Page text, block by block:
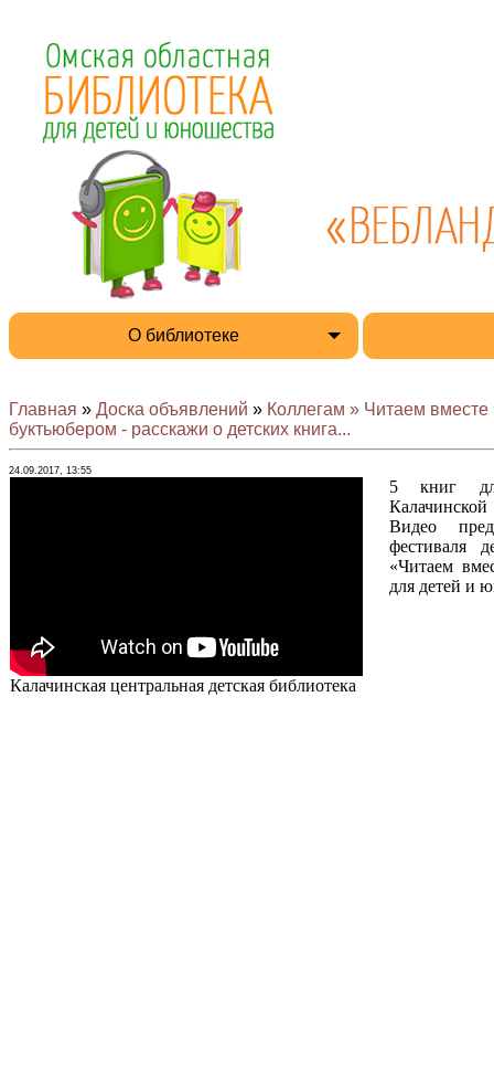
О библиотеке
Главная » Доска объявлений » Коллегам » Читаем
буктьюбером - расскажи о детских книга...
24.09.2017, 13:55
Калачинская центральная детская библиотека
5 книг
Видео
фестиваля
«Читаем
для детей и